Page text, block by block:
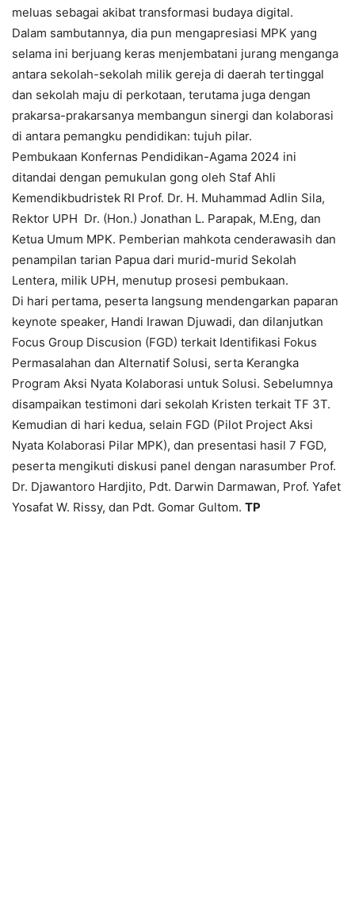
meluas sebagai akibat transformasi budaya digital.
Dalam sambutannya, dia pun mengapresiasi MPK yang
selama ini berjuang keras menjembatani jurang menganga
antara sekolah-sekolah milik gereja di daerah tertinggal
dan sekolah maju di perkotaan, terutama juga dengan
prakarsa-prakarsanya membangun sinergi dan kolaborasi
di antara pemangku pendidikan: tujuh pilar.
Pembukaan Konfernas Pendidikan-Agama 2024 ini
ditandai dengan pemukulan gong oleh Staf Ahli
Kemendikbudristek RI Prof. Dr. H. Muhammad Adlin Sila,
Rektor UPH Dr. (Hon.) Jonathan L. Parapak, M.Eng, dan
Ketua Umum MPK. Pemberian mahkota cenderawasih dan
penampilan tarian Papua dari murid-murid Sekolah
Lentera, milik UPH, menutup prosesi pembukaan.
Di hari pertama, peserta langsung mendengarkan paparan
keynote speaker, Handi Irawan Djuwadi, dan dilanjutkan
Focus Group Discusion (FGD) terkait Identifikasi Fokus
Permasalahan dan Alternatif Solusi, serta Kerangka
Program Aksi Nyata Kolaborasi untuk Solusi. Sebelumnya
disampaikan testimoni dari sekolah Kristen terkait TF 3T.
Kemudian di hari kedua, selain FGD (Pilot Project Aksi
Nyata Kolaborasi Pilar MPK), dan presentasi hasil 7 FGD,
peserta mengikuti diskusi panel dengan narasumber Prof.
Dr. Djawantoro Hardjito, Pdt. Darwin Darmawan, Prof. Yafet
Yosafat W. Rissy, dan Pdt. Gomar Gultom. TP